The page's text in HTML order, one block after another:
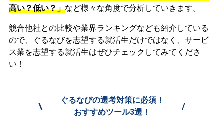
高い？低い？」など様々な角度で分析していきます。
競合他社との比較や業界ランキングなども紹介している
ので、ぐるなびを志望する就活生だけではなく、サービ
ス業を志望する就活生はぜひチェックしてみてくださ
い！
\
ぐるなびの選考対策に必須！
おすすめツール3選！
/